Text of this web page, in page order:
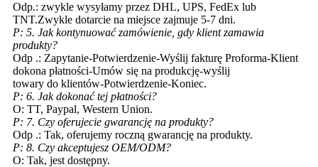
Odp.: zwykle wysyłamy przez DHL, UPS, FedEx lub
TNT.Zwykle dotarcie na miejsce zajmuje 5-7 dni.
P: 5. Jak kontynuować zamówienie, gdy klient zamawia
produkty?
Odp .: Zapytanie-Potwierdzenie-Wyślij fakturę Proforma-Klient
dokona płatności-Umów się na produkcję-wyślij
towary do klientów-Potwierdzenie-Koniec.
P: 6. Jak dokonać tej płatności?
O: TT, Paypal, Western Union.
P: 7. Czy oferujecie gwarancję na produkty?
Odp .: Tak, oferujemy roczną gwarancję na produkty.
P: 8. Czy akceptujesz OEM/ODM?
O: Tak, jest dostępny.